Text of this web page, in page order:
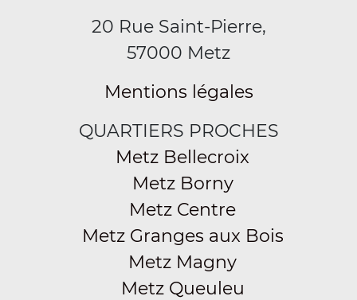
20 Rue Saint-Pierre,
57000 Metz
Mentions légales
QUARTIERS PROCHES
Metz Bellecroix
Metz Borny
Metz Centre
Metz Granges aux Bois
Metz Magny
Metz Queuleu